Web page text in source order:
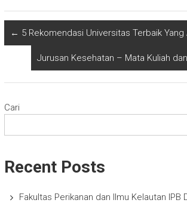
← 5 Rekomendasi Universitas Terbaik Yang
Jurusan Kesehatan – Mata Kuliah
Cari
Recent Posts
Fakultas Perikanan dan Ilmu Kelautan